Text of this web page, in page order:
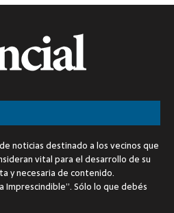
noticias destinado a los vecinos que
vital para el desarrollo de su
y necesaria de contenido.
Imprescindible”. Sólo lo que debés